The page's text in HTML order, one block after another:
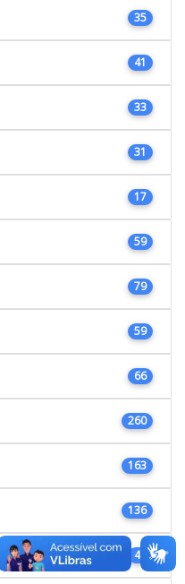
35
41
33
31
17
59
79
59
66
260
163
136
40